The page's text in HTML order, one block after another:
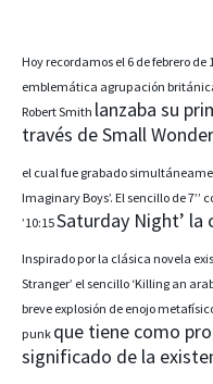
Hoy recordamos el 6 de febrero de
emblemática agrupación
Robert Smith lanzaba su
través de Small
el cual fue grabado
ImaginaryBoys’. El sencillo de
’10:15Saturday Night’ la
Inspirado por la clásica novela
Stranger’ el sencillo ‘Killing an
breve explosión de enojo
punk que tiene como
significado de la